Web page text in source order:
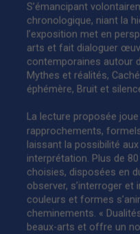
S’émancipant
chronologique, niant la
l’exposition met en
arts et fait dialoguer
contemporaines autour
Mythes et réalités,
éphémère, Bruit et
La lecture proposée
rapprochements,
laissant la possibilité
interprétation. Plus de
choisies, disposées en
observer, s’interroger et
couleurs et formes
cheminements. «
beaux-arts et offre un